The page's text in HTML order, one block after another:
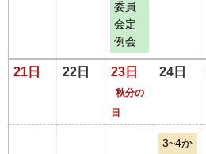
委員
会定
例会
21日 22日 23日
秋分の
日
24日
3~4か